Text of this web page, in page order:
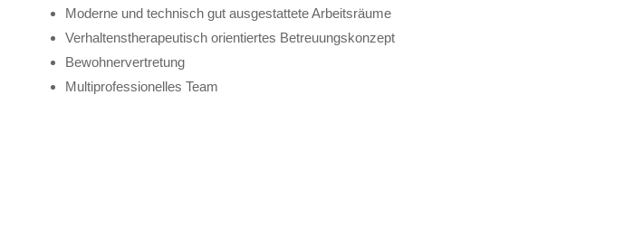
Moderne und technisch gut ausgestattete Arbeitsräume
Verhaltenstherapeutisch orientiertes Betreuungskonzept
Bewohnervertretung
Multiprofessionelles Team